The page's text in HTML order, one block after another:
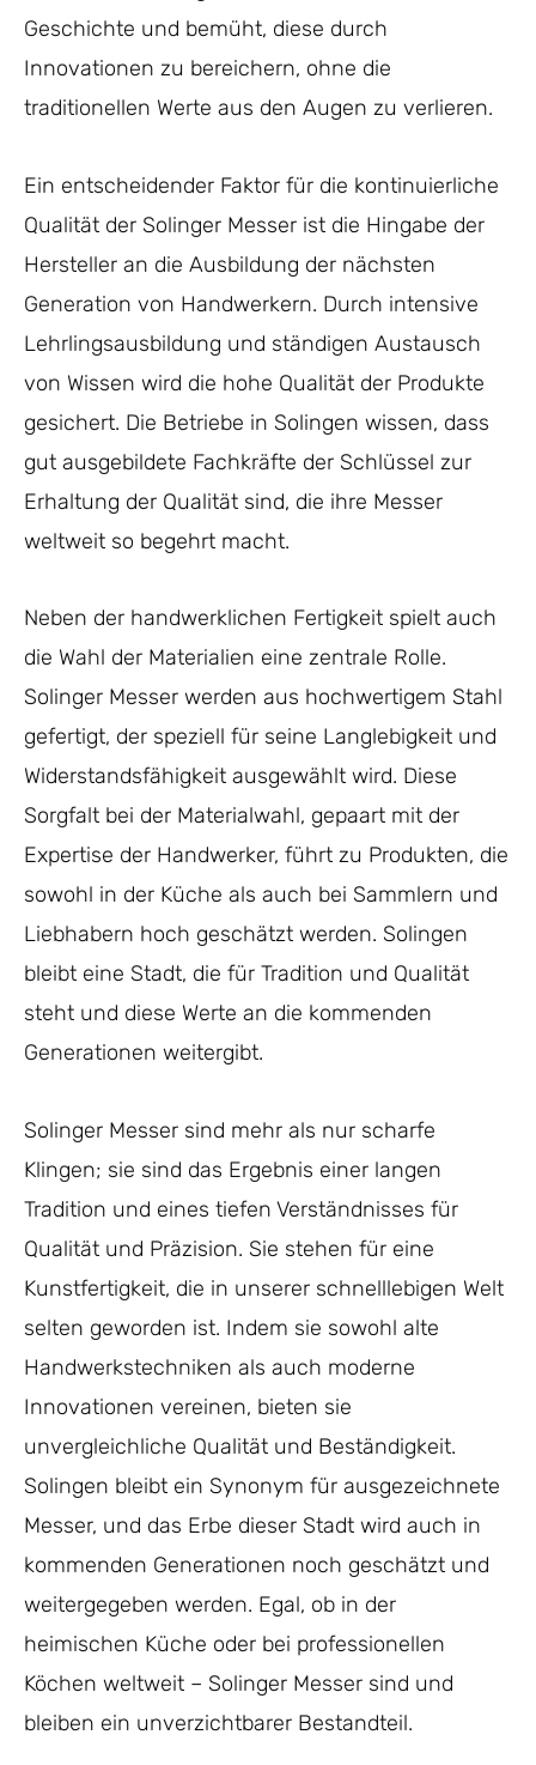
Geschichte und bemüht, diese durch
Innovationen zu bereichern, ohne die
traditionellen Werte aus den Augen zu verlieren.
Ein entscheidender Faktor für die kontinuierliche
Qualität der Solinger Messer ist die Hingabe der
Hersteller an die Ausbildung der nächsten
Generation von Handwerkern. Durch intensive
Lehrlingsausbildung und ständigen Austausch
von Wissen wird die hohe Qualität der Produkte
gesichert. Die Betriebe in Solingen wissen, dass
gut ausgebildete Fachkräfte der Schlüssel zur
Erhaltung der Qualität sind, die ihre Messer
weltweit so begehrt macht.
Neben der handwerklichen Fertigkeit spielt auch
die Wahl der Materialien eine zentrale Rolle.
Solinger Messer werden aus hochwertigem Stahl
gefertigt, der speziell für seine Langlebigkeit und
Widerstandsfähigkeit ausgewählt wird. Diese
Sorgfalt bei der Materialwahl, gepaart mit der
Expertise der Handwerker, führt zu Produkten, die
sowohl in der Küche als auch bei Sammlern und
Liebhabern hoch geschätzt werden. Solingen
bleibt eine Stadt, die für Tradition und Qualität
steht und diese Werte an die kommenden
Generationen weitergibt.
Solinger Messer sind mehr als nur scharfe
Klingen; sie sind das Ergebnis einer langen
Tradition und eines tiefen Verständnisses für
Qualität und Präzision. Sie stehen für eine
Kunstfertigkeit, die in unserer schnelllebigen Welt
selten geworden ist. Indem sie sowohl alte
Handwerkstechniken als auch moderne
Innovationen vereinen, bieten sie
unvergleichliche Qualität und Beständigkeit.
Solingen bleibt ein Synonym für ausgezeichnete
Messer, und das Erbe dieser Stadt wird auch in
kommenden Generationen noch geschätzt und
weitergegeben werden. Egal, ob in der
heimischen Küche oder bei professionellen
Köchen weltweit – Solinger Messer sind und
bleiben ein unverzichtbarer Bestandteil.